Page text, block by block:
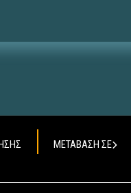
ΜΕΤΑΒΑΣΗ ΣΕ